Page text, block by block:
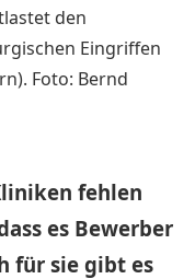
den
Eingriffen
Foto: Bernd
fehlen
es Bewerber
für sie gibt es